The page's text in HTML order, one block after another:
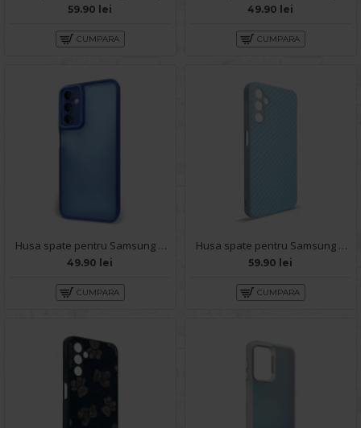
59.90 lei
CUMPARA
49.90 lei
CUMPARA
Husa spate pentru Samsung Galaxy A14- Catwalk Case Albastru
49.90 lei
CUMPARA
Husa spate pentru Samsung Galaxy A14- Lys case Bleu
59.90 lei
CUMPARA